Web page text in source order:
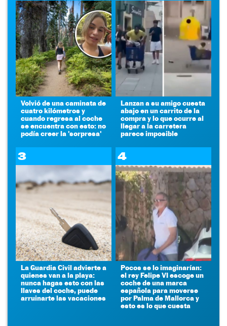
Volvió de una caminata de
cuatro kilómetros y
cuando regresa al coche
se encuentra con esto: no
podía creer la 'sorpresa'
Lanzan a su amigo cuesta
abajo en un carrito de la
compra y lo que ocurre al
llegar a la carretera
parece imposible
3
La Guardia Civil advierte a
quienes van a la playa:
nunca hagas esto con las
llaves del coche, puede
arruinarte las vacaciones
4
Pocos se lo imaginarían:
el rey Felipe VI escoge un
coche de una marca
española para moverse
por Palma de Mallorca y
esto es lo que cuesta